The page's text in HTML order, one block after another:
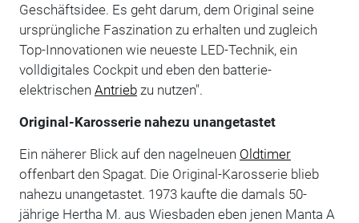
Geschäftsidee. Es geht darum, dem Original seine
ursprüngliche Faszination zu erhalten und zugleich
Top-Innovationen wie neueste LED-Technik, ein
volldigitales Cockpit und eben den batterie-
elektrischen Antriebzu nutzen".
Original-Karosserie nahezu unangetastet
Ein näherer Blick auf den nagelneuen Oldtimer
offenbart den Spagat. Die Original-Karosserie blieb
nahezu unangetastet. 1973 kaufte die damals 50-
jährige Hertha M. aus Wiesbaden eben jenen Manta A